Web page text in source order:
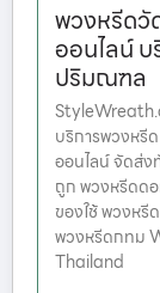
พวงหรีดวั
ออนไลน์ บ
ปริมณฑล
บริการพวงหรี
ออนไลน์ จัดส่ง
ถูก พวงหรีดด
ของใช้ พวงหรี
พวงหรีดกทม
Thailand